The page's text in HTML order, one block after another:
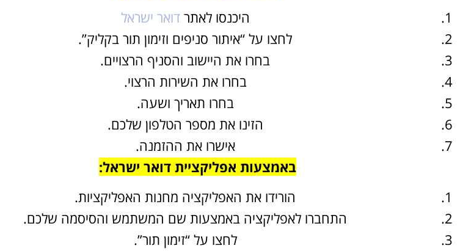
היכנסו לאתרדואר ישראל
לחצו על “איתור סניפים וזימון תור בקליק”.
בחרו את היישוב והסניף הרצויים.
בחרו את השירות הרצוי.
בחרו תאריך ושעה.
הזינו את מספר הטלפון שלכם.
אישרו את ההזמנה.
באמצעות אפליקציית דואר ישראל:
הורידו את האפליקציה מחנות האפליקציות.
התחברו לאפליקציה באמצעות שם המשתמש והסיסמה שלכם.
לחצו על “זימון תור”.